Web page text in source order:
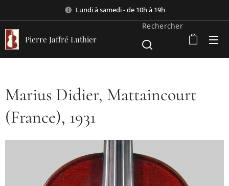
Lundi à samedi - de 10h à 19h
Pierre Jaffré Luthier
Rechercher
Marius Didier, Mattaincourt
(France), 1931